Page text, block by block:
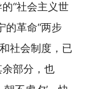
“社会主义世
的革命“两步
社会制度，已
部分，也